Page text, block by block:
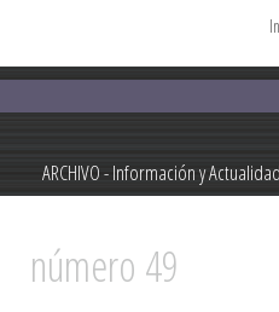
contenido
ARCHIVO - Información y
Información y Actualidad Astronómica
número 49